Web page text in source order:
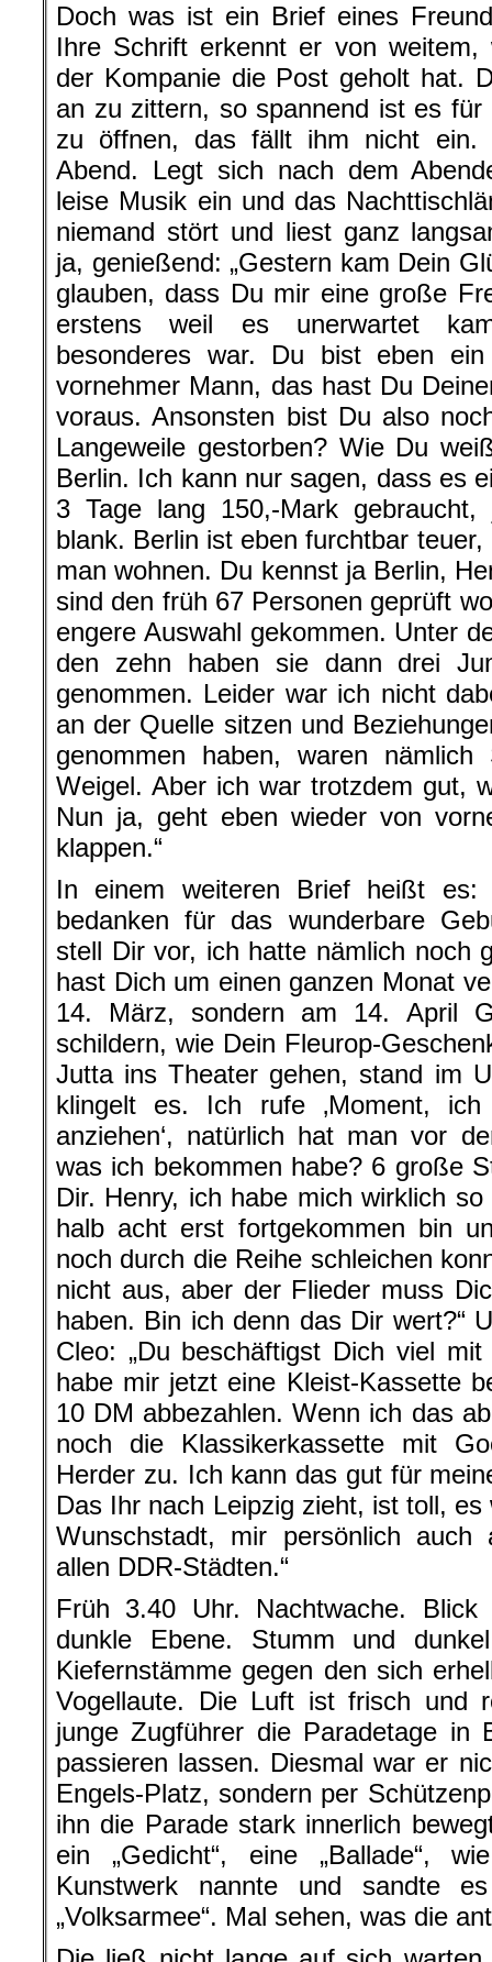
Doch was ist ein Brief eines
Ihre Schrift erkennt er von weitem,
der Kompanie die Post geholt hat.
an zu zittern, so spannend ist es
zu öffnen, das fällt ihm nicht
Abend. Legt sich nach dem
leise Musik ein und das
niemand stört und liest ganz
ja, genießend: „Gestern kam Dein
glauben, dass Du mir eine große
erstens weil es unerwartet
besonderes war. Du bist eben
vornehmer Mann, das hast Du
voraus. Ansonsten bist Du also
Langeweile gestorben? Wie Du
Berlin. Ich kann nur sagen, dass es
3 Tage lang 150,-Mark
blank. Berlin ist eben furchtbar
man wohnen. Du kennst ja Berlin,
sind den früh 67 Personen geprüft
engere Auswahl gekommen. Unter
den zehn haben sie dann drei
genommen. Leider war ich nicht
an der Quelle sitzen und
genommen haben, waren nämlich
Weigel. Aber ich war trotzdem gut,
Nun ja, geht eben wieder von
klappen.“
In einem weiteren Brief heißt es:
bedanken für das wunderbare
stell Dir vor, ich hatte nämlich noch
hast Dich um einen ganzen Monat
14. März, sondern am 14. April
schildern, wie Dein Fleurop-
Jutta ins Theater gehen, stand im
klingelt es. Ich rufe ‚Moment,
anziehen‘, natürlich hat man vor
was ich bekommen habe? 6 große
Dir. Henry, ich habe mich wirklich
halb acht erst fortgekommen bin
noch durch die Reihe schleichen
nicht aus, aber der Flieder muss
haben. Bin ich denn das Dir wert?“
Cleo: „Du beschäftigst Dich viel
habe mir jetzt eine Kleist-Kassette
10 DM abbezahlen. Wenn ich das
noch die Klassikerkassette mit
Herder zu. Ich kann das gut für
Das Ihr nach Leipzig zieht, ist toll,
Wunschstadt, mir persönlich auch
allen DDR-Städten.“
Früh 3.40 Uhr. Nachtwache.
dunkle Ebene. Stumm und
Kiefernstämme gegen den sich
Vogellaute. Die Luft ist frisch und
junge Zugführer die Paradetage in
passieren lassen. Diesmal war er
Engels-Platz, sondern per
ihn die Parade stark innerlich
ein „Gedicht“, eine „Ballade“,
Kunstwerk nannte und sandte
„Volksarmee“. Mal sehen, was die